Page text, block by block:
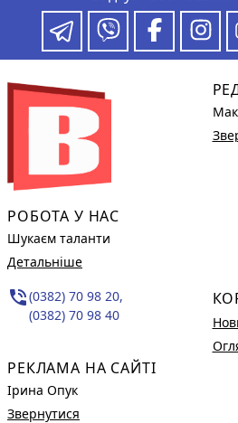
РОБОТА У НАС
Шукаєм таланти
Детальніше
phone_in_talk(0382) 70 98 20,
(0382) 70 98 40
РЕКЛАМА НА САЙТІ
Ірина Опук
Звернутися